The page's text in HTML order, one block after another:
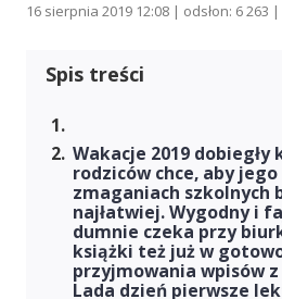
16 sierpnia 2019 12:08 | odsłon: 6 263 |
Spis treści
Wakacje 2019 dobiegły
rodziców chce, aby
zmaganiach szkolnych
najłatwiej. Wygodny i
dumnie czeka przy
książki też już w
przyjmowania wpisów
Lada dzień pierwsze